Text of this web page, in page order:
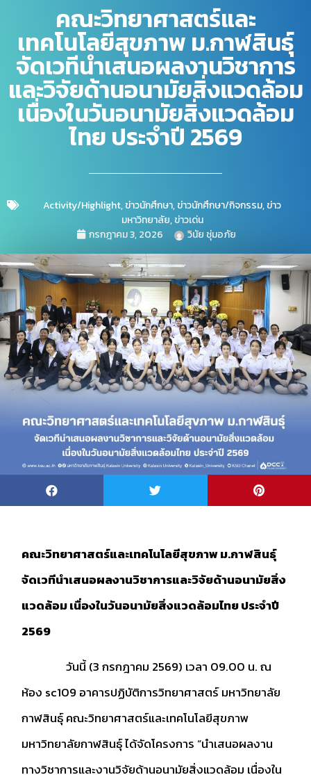
คณะวิทยาศาสตร์และ
เทคโนโลยีสุขภาพ ม.กาฬสินธุ์
จัดเวทีนำเสนอผลงานวิชาการ
และวิจัยด้านอนามัยสิ่งแวดล้อม
เนื่องในวันอนามัยสิ่งแวดล้อม
ไทย ประจำปี 2569
Activity/Highlight,ข่าวนักศึกษา,ข่าวนักศึกษา/กิจกรรม,ข่าว
มหาวิทยาลัย,ข่าวเด่น
กรกฎาคม 3, 2026
วินัย ชุ่มอภัย
คณะวิทยาศาสตร์และเทคโนโลยีสุขภาพ ม.กาฬสินธุ์
จัดเวทีนำเสนอผลงานวิชาการและวิจัยด้านอนามัยสิ่ง
แวดล้อม เนื่องในวันอนามัยสิ่งแวดล้อมไทย ประจำปี
2569
วันนี้ (3 กรกฎาคม 2569) เวลา 09.00 น. ณ
ห้อง sc109 อาคารปฏิบัติการวิทยาศาสตร์ มหาวิทยาลัย
กาฬสินธุ์ คณะวิทยาศาสตร์และเทคโนโลยีสุขภาพ
มหาวิทยาลัยกาฬสินธุ์ ได้จัดโครงการ “นำเสนอผลงาน
ทางวิชาการและงานวิจัยด้านอนามัยสิ่งแวดล้อม เนื่องใน